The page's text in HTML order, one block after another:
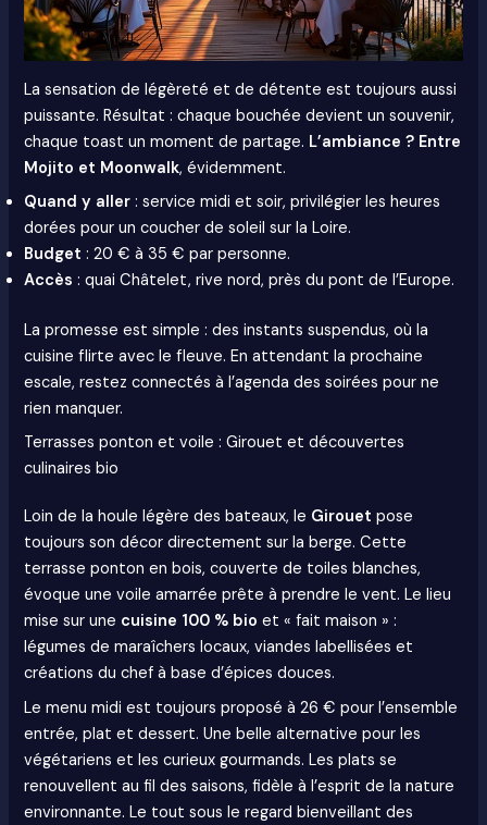
La sensation de légèreté et de détente est toujours aussi
puissante. Résultat : chaque bouchée devient un souvenir,
chaque toast un moment de partage. L’ambiance ? Entre
Mojito et Moonwalk, évidemment.
Quand y aller : service midi et soir, privilégier les heures
dorées pour un coucher de soleil sur la Loire.
Budget : 20 € à 35 € par personne.
Accès : quai Châtelet, rive nord, près du pont de l’Europe.
La promesse est simple : des instants suspendus, où la
cuisine flirte avec le fleuve. En attendant la prochaine
escale, restez connectés à l’agenda des soirées pour ne
rien manquer.
Terrasses ponton et voile : Girouet et découvertes
culinaires bio
Loin de la houle légère des bateaux, le Girouet pose
toujours son décor directement sur la berge. Cette
terrasse ponton en bois, couverte de toiles blanches,
évoque une voile amarrée prête à prendre le vent. Le lieu
mise sur une cuisine 100 % bio et « fait maison » :
légumes de maraîchers locaux, viandes labellisées et
créations du chef à base d’épices douces.
Le menu midi est toujours proposé à 26 € pour l’ensemble
entrée, plat et dessert. Une belle alternative pour les
végétariens et les curieux gourmands. Les plats se
renouvellent au fil des saisons, fidèle à l’esprit de la nature
environnante. Le tout sous le regard bienveillant des